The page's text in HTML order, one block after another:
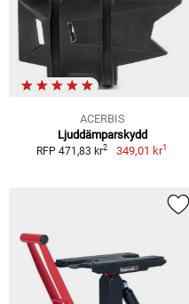
ACERBIS
Ljuddämparskydd
RFP 471,83 kr2 349,01 kr1